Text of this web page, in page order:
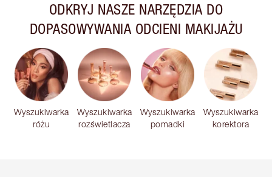
ODKRYJ NASZE NARZĘDZIA DO
DOPASOWYWANIA ODCIENI MAKIJAŻU
Wyszukiwarka
różu
Wyszukiwarka
rozświetlacza
Wyszukiwarka
pomadki
Wyszukiwarka
korektora